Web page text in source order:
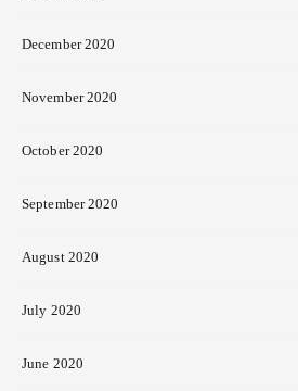
December 2020
November 2020
October 2020
September 2020
August 2020
July 2020
June 2020